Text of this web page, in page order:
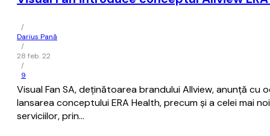
/
Darius Pană
/
28 feb. 22
/
9
Visual Fan SA, deținătoarea brandului Allview, anunță
lansarea conceptului ERA Health, precum și a celei mai
serviciilor, prin…